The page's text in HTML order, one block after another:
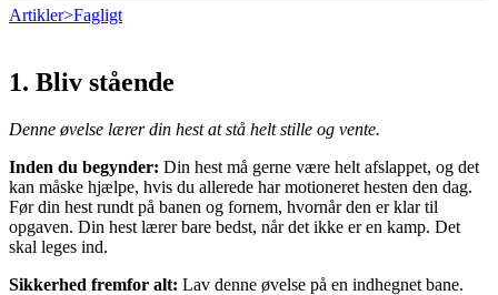
Artikler>Fagligt
1. Bliv stående
Denne øvelse lærer din hest at stå helt stille og vente.
Inden du begynder: Din hest må gerne være helt afslappet, og det
kan måske hjælpe, hvis du allerede har motioneret hesten den dag.
Før din hest rundt på banen og fornem, hvornår den er klar til
opgaven. Din hest lærer bare bedst, når det ikke er en kamp. Det
skal leges ind.
Sikkerhed fremfor alt: Lav denne øvelse på en indhegnet bane.